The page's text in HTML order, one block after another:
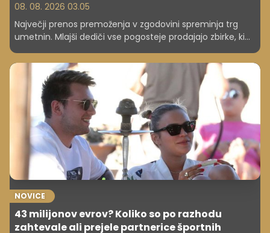
08. 08. 2026 03.05
Največji prenos premoženja v zgodovini spreminja trg
umetnin. Mlajši dediči vse pogosteje prodajajo zbirke, ki
so jih njihovi starši gradili desetletja.
NOVICE
43 milijonov evrov? Koliko so po razhodu
zahtevale ali prejele partnerice športnih